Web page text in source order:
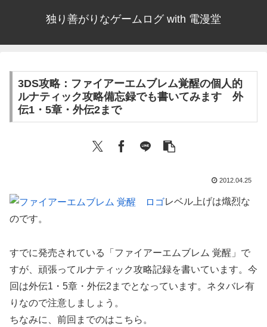
独り善がりなゲームログ with 電漫堂
3DS攻略：ファイアーエムブレム覚醒の個人的
ルナティック攻略備忘録でも書いてみます 外
伝1・5章・外伝2まで
2012.04.25
レベル上げは熾烈な
のです。
すでに発売されている「ファイアーエムブレム 覚醒」で
すが、頑張ってルナティック攻略記録を書いています。今
回は外伝1・5章・外伝2までとなっています。ネタバレ有
りなので注意しましょう。
ちなみに、前回までのはこちら。